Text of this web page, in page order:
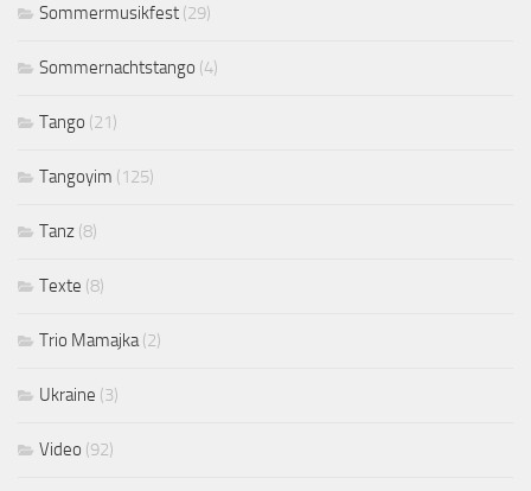
Sommermusikfest (29)
Sommernachtstango (4)
Tango (21)
Tangoyim (125)
Tanz (8)
Texte (8)
Trio Mamajka (2)
Ukraine (3)
Video (92)